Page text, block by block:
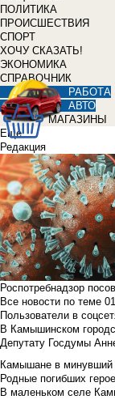
ПОЛИТИКА
ПРОИСШЕСТВИЯ
СПОРТ
ХОЧУ СКАЗАТЬ!
ЭКОНОМИКА
СПРАВОЧНИК
РАБОТА
АВТО
МАГАЗИНЫ
Еще
Редакция
Роспотребнадзор
Все новости по теме
Пользователи в
В Камышинском
Депутату Госдумы
Камышане в минувший
Родные погибших
В маленьком селе